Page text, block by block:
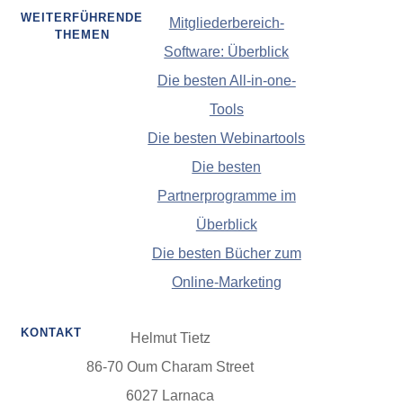
WEITERFÜHRENDE
THEMEN
Mitgliederbereich-
Software: Überblick
Die besten All-in-one-
Tools
Die besten Webinartools
Die besten
Partnerprogramme im
Überblick
Die besten Bücher zum
Online-Marketing
KONTAKT
Helmut Tietz
86-70 Oum Charam Street
6027 Larnaca